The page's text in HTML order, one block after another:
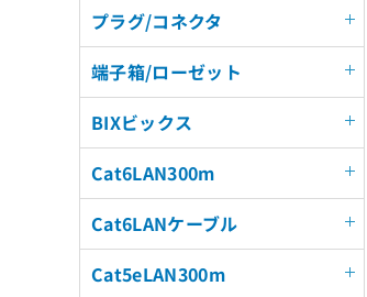
プラグ/コネクタ
端子箱/ローゼット
BIXビックス
Cat6LAN300m
Cat6LANケーブル
Cat5eLAN300m